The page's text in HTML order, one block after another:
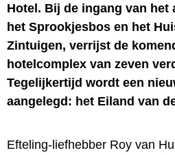
Hotel. Bij de ingang van het
het Sprookjesbos en het
Zintuigen, verrijst de
hotelcomplex van zeven
Tegelijkertijd wordt een
aangelegd: het Eiland van
Efteling-liefhebber Roy van